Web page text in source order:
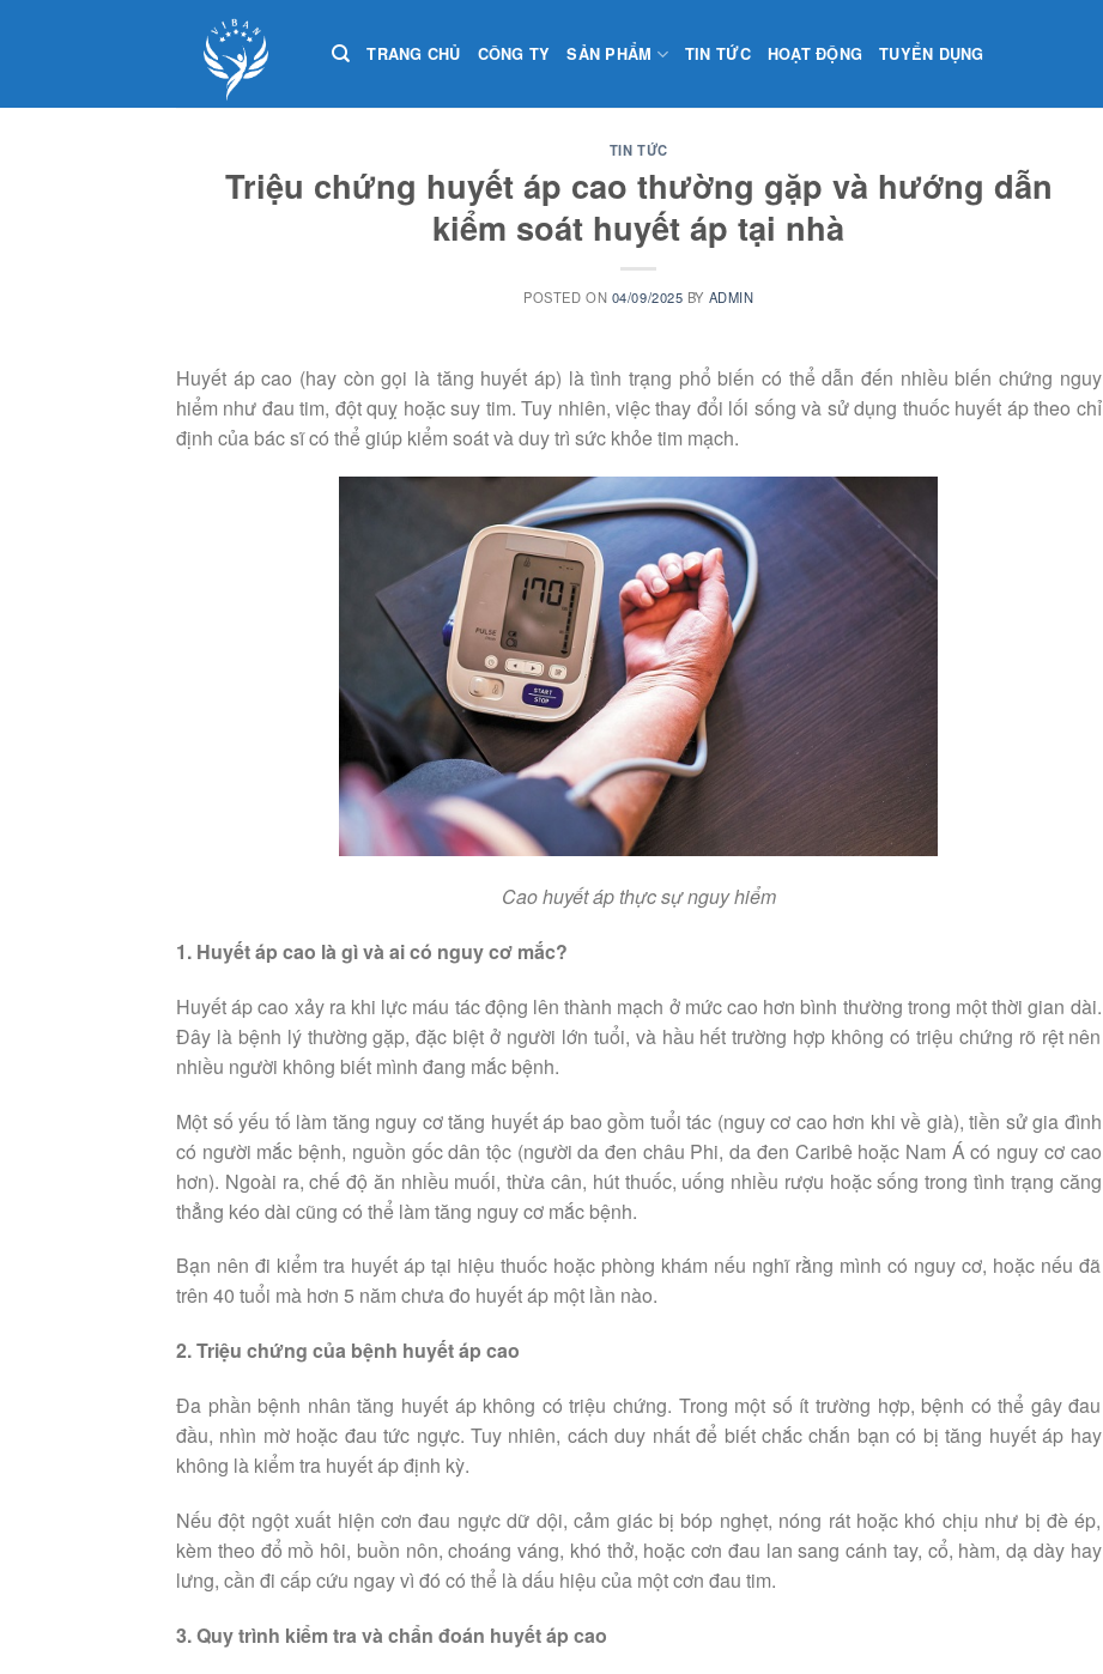
TRANG CHỦ CÔNG TY SẢN PHẨM TIN TỨC HOẠT ĐỘNG TUYỂN DỤNG
TIN TỨC
Triệu chứng huyết áp cao thường gặp và hướng dẫn
kiểm soát huyết áp tại nhà
POSTED ON 04/09/2025 BY ADMIN
Huyết áp cao (hay còn gọi là tăng huyết áp) là tình trạng phổ biến có thể dẫn đến nhiều biến chứng nguy
hiểm như đau tim, đột quỵ hoặc suy tim. Tuy nhiên, việc thay đổi lối sống và sử dụng thuốc huyết áp theo chỉ
định của bác sĩ có thể giúp kiểm soát và duy trì sức khỏe tim mạch.
Cao huyết áp thực sự nguy hiểm
1. Huyết áp cao là gì và ai có nguy cơ mắc?
Huyết áp cao xảy ra khi lực máu tác động lên thành mạch ở mức cao hơn bình thường trong một thời gian dài.
Đây là bệnh lý thường gặp, đặc biệt ở người lớn tuổi, và hầu hết trường hợp không có triệu chứng rõ rệt nên
nhiều người không biết mình đang mắc bệnh.
Một số yếu tố làm tăng nguy cơ tăng huyết áp bao gồm tuổi tác (nguy cơ cao hơn khi về già), tiền sử gia đình
có người mắc bệnh, nguồn gốc dân tộc (người da đen châu Phi, da đen Caribê hoặc Nam Á có nguy cơ cao
hơn). Ngoài ra, chế độ ăn nhiều muối, thừa cân, hút thuốc, uống nhiều rượu hoặc sống trong tình trạng căng
thẳng kéo dài cũng có thể làm tăng nguy cơ mắc bệnh.
Bạn nên đi kiểm tra huyết áp tại hiệu thuốc hoặc phòng khám nếu nghĩ rằng mình có nguy cơ, hoặc nếu đã
trên 40 tuổi mà hơn 5 năm chưa đo huyết áp một lần nào.
2. Triệu chứng của bệnh huyết áp cao
Đa phần bệnh nhân tăng huyết áp không có triệu chứng. Trong một số ít trường hợp, bệnh có thể gây đau
đầu, nhìn mờ hoặc đau tức ngực. Tuy nhiên, cách duy nhất để biết chắc chắn bạn có bị tăng huyết áp hay
không là kiểm tra huyết áp định kỳ.
Nếu đột ngột xuất hiện cơn đau ngực dữ dội, cảm giác bị bóp nghẹt, nóng rát hoặc khó chịu như bị đè ép,
kèm theo đổ mồ hôi, buồn nôn, choáng váng, khó thở, hoặc cơn đau lan sang cánh tay, cổ, hàm, dạ dày hay
lưng, cần đi cấp cứu ngay vì đó có thể là dấu hiệu của một cơn đau tim.
3. Quy trình kiểm tra và chẩn đoán huyết áp cao